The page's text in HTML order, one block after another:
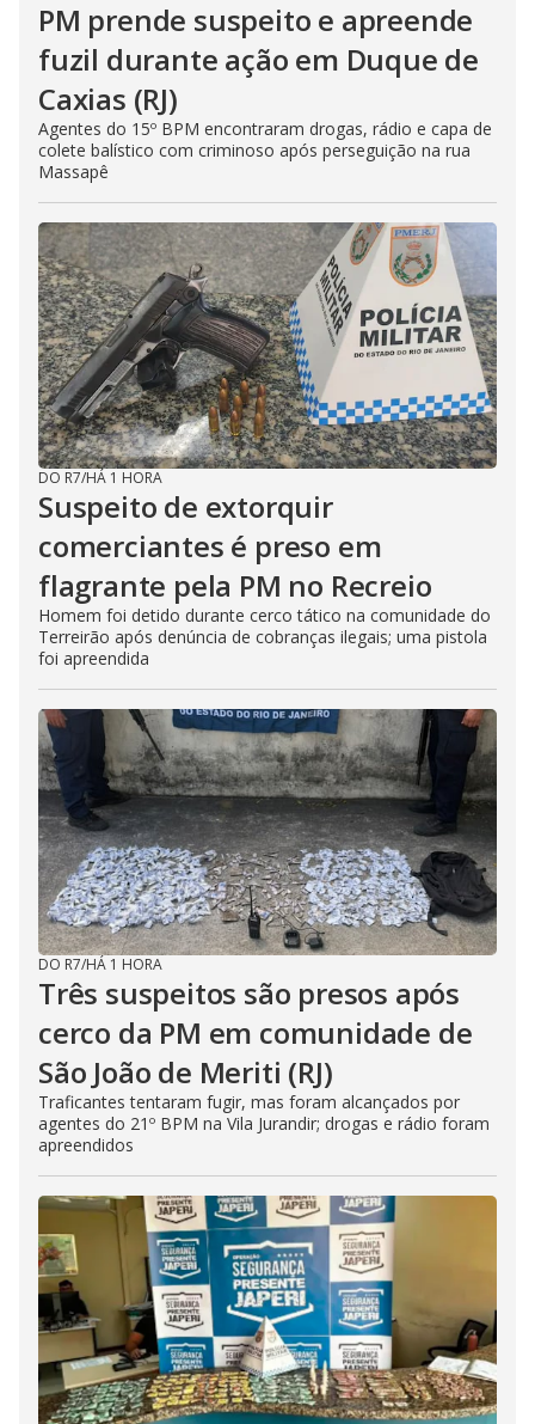
PM prende suspeito e apreende
fuzil durante ação em Duque de
Caxias (RJ)
Agentes do 15º BPM encontraram drogas, rádio e capa de
colete balístico com criminoso após perseguição na rua
Massapê
DO R7/HÁ 1 HORA
Suspeito de extorquir
comerciantes é preso em
flagrante pela PM no Recreio
Homem foi detido durante cerco tático na comunidade do
Terreirão após denúncia de cobranças ilegais; uma pistola
foi apreendida
DO R7/HÁ 1 HORA
Três suspeitos são presos após
cerco da PM em comunidade de
São João de Meriti (RJ)
Traficantes tentaram fugir, mas foram alcançados por
agentes do 21º BPM na Vila Jurandir; drogas e rádio foram
apreendidos